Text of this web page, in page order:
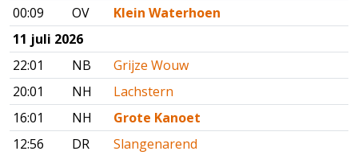
00:09
OV
Klein Waterhoen
11 juli 2026
22:01
NB
Grijze Wouw
20:01
NH
Lachstern
16:01
NH
Grote Kanoet
12:56
DR
Slangenarend